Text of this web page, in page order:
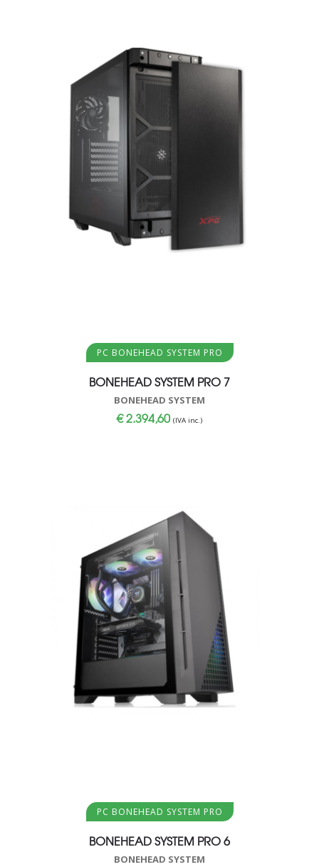
Aggiungi al carrello
PC BONEHEAD SYSTEM PRO
BONEHEAD SYSTEM PRO 7
BONEHEAD SYSTEM
€2.394,60 (IVA inc.)
Aggiungi al carrello
PC BONEHEAD SYSTEM PRO
BONEHEAD SYSTEM PRO 6
BONEHEAD SYSTEM